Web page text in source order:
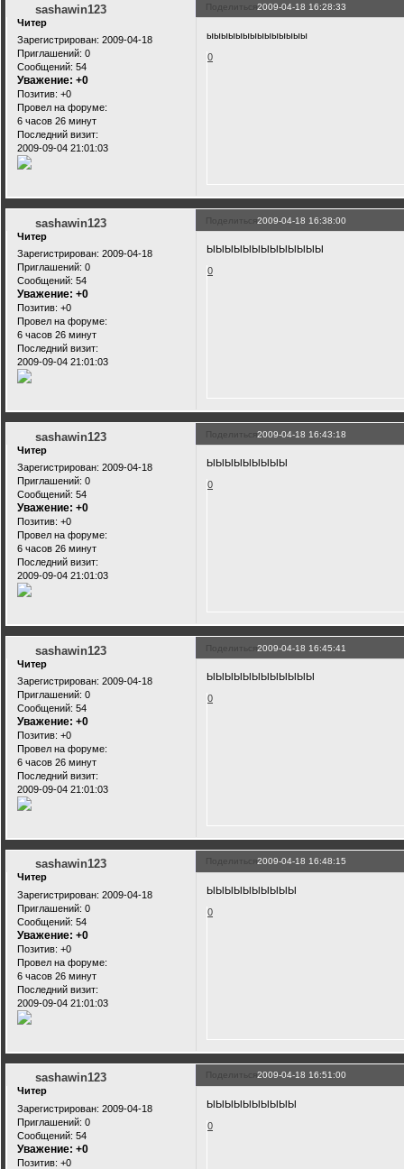
Поделиться2009-04-18 16:28:33
sashawin123
Читер
Зарегистрирован: 2009-04-18
Приглашений: 0
Сообщений: 54
Уважение: +0
Позитив: +0
Провел на форуме:
6 часов 26 минут
Последний визит:
2009-09-04 21:01:03
ыыыыыыыыыыыыыы
0
Поделиться2009-04-18 16:38:00
sashawin123
Читер
Зарегистрирован: 2009-04-18
Приглашений: 0
Сообщений: 54
Уважение: +0
Позитив: +0
Провел на форуме:
6 часов 26 минут
Последний визит:
2009-09-04 21:01:03
ЫЫЫЫЫЫЫЫЫЫЫЫЫ
0
Поделиться2009-04-18 16:43:18
sashawin123
Читер
Зарегистрирован: 2009-04-18
Приглашений: 0
Сообщений: 54
Уважение: +0
Позитив: +0
Провел на форуме:
6 часов 26 минут
Последний визит:
2009-09-04 21:01:03
ЫЫЫЫЫЫЫЫЫ
0
Поделиться2009-04-18 16:45:41
sashawin123
Читер
Зарегистрирован: 2009-04-18
Приглашений: 0
Сообщений: 54
Уважение: +0
Позитив: +0
Провел на форуме:
6 часов 26 минут
Последний визит:
2009-09-04 21:01:03
ЫЫЫЫЫЫЫЫЫЫЫЫ
0
Поделиться2009-04-18 16:48:15
sashawin123
Читер
Зарегистрирован: 2009-04-18
Приглашений: 0
Сообщений: 54
Уважение: +0
Позитив: +0
Провел на форуме:
6 часов 26 минут
Последний визит:
2009-09-04 21:01:03
ЫЫЫЫЫЫЫЫЫЫ
0
Поделиться2009-04-18 16:51:00
sashawin123
Читер
Зарегистрирован: 2009-04-18
Приглашений: 0
Сообщений: 54
Уважение: +0
Позитив: +0
ЫЫЫЫЫЫЫЫЫЫ
0